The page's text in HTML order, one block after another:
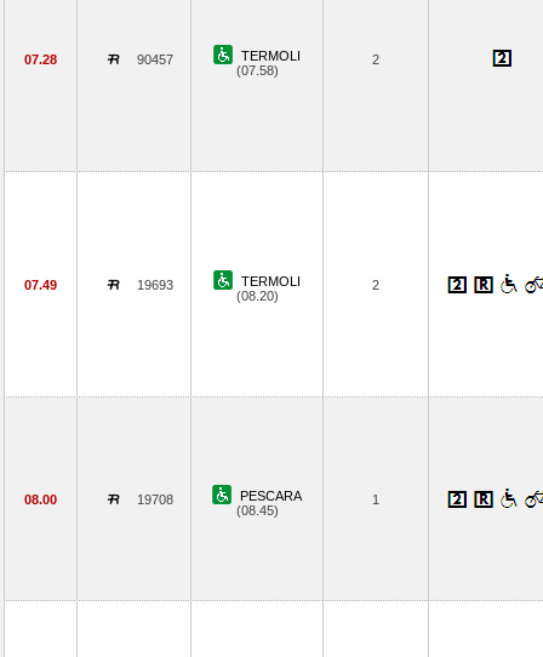
07.28 90457
TERMOLI
(07.58)
2
07.49 19693
TERMOLI
(08.20)
2
08.00 19708
PESCARA
(08.45)
1